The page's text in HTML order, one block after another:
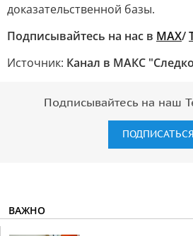
доказательственной базы.
Подписывайтесь на нас в MAX/
Источник: Канал в МАКС
Подписывайтесь на наш
ПОДПИСАТЬСЯ
ВАЖНО